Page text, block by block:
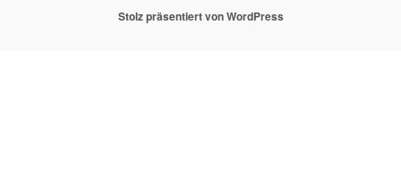
Stolz präsentiert von WordPress